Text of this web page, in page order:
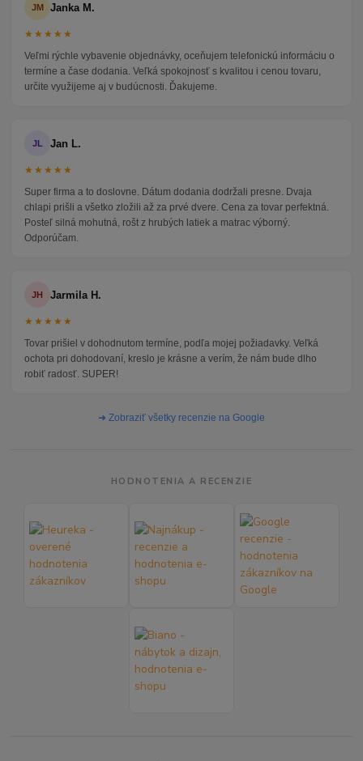
JM Janka M.
★★★★★
Veľmi rýchle vybavenie objednávky, oceňujem telefonickú informáciu o
termíne a čase dodania. Veľká spokojnosť s kvalitou i cenou tovaru,
určite využijeme aj v budúcnosti. Ďakujeme.
JL Jan L.
★★★★★
Super firma a to doslovne. Dátum dodania dodržali presne. Dvaja
chlapi prišli a všetko zložili až za prvé dvere. Cena za tovar perfektná.
Posteľ silná mohutná, rošt z hrubých latiek a matrac výborný.
Odporúčam.
JH Jarmila H.
★★★★★
Tovar prišiel v dohodnutom termíne, podľa mojej požiadavky. Veľká
ochota pri dohodovaní, kreslo je krásne a verím, že nám bude dlho
robiť radosť. SUPER!
➜ Zobraziť všetky recenzie na Google
HODNOTENIA A RECENZIE